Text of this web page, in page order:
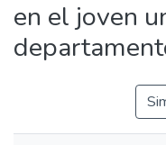
en el joven